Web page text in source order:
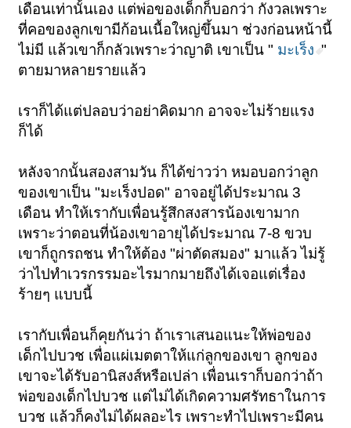
เดือนเท่านั้นเอง แต่พ่อของเด็กก็บอกว่า กังวลเพราะ
ที่คอของลูกเขามีก้อนเนื้อใหญ่ขึ้นมา ช่วงก่อนหน้านี้
ไม่มี แล้วเขาก็กลัวเพราะว่าญาติ เขาเป็น " มะเร็ง "
ตายมาหลายรายแล้ว
เราก็ได้แต่ปลอบว่าอย่าคิดมาก อาจจะไม่ร้ายแรง
ก็ได้
หลังจากนั้นสองสามวัน ก็ได้ข่าวว่า หมอบอกว่าลูก
ของเขาเป็น "มะเร็งปอด" อาจอยู่ได้ประมาณ 3
เดือน ทำให้เรากับเพื่อนรู้สึกสงสารน้องเขามาก
เพราะว่าตอนที่น้องเขาอายุได้ประมาณ 7-8 ขวบ
เขาก็ถูกรถชน ทำให้ต้อง "ผ่าตัดสมอง" มาแล้ว ไม่รู้
ว่าไปทำเวรกรรมอะไรมากมายถึงได้เจอแต่เรื่อง
ร้ายๆ แบบนี้
เรากับเพื่อนก็คุยกันว่า ถ้าเราเสนอแนะให้พ่อของ
เด็กไปบวช เพื่อแผ่เมตตาให้แก่ลูกของเขา ลูกของ
เขาจะได้รับอานิสงส์หรือเปล่า เพื่อนเราก็บอกว่าถ้า
พ่อของเด็กไปบวช แต่ไม่ได้เกิดความศรัทธาในการ
บวช แล้วก็คงไม่ได้ผลอะไร เพราะทำไปเพราะมีคน